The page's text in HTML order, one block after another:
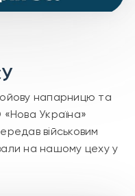
напарницю та
Україна»
військовим
на нашому цеху у